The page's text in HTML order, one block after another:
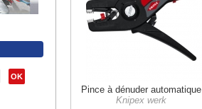
OK
Pince à dénuder automatique
Knipex werk